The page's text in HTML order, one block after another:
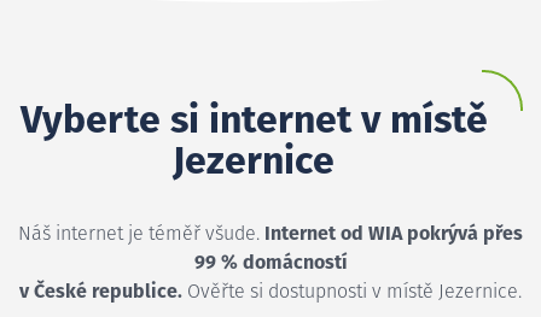
Vyberte si internet v místě
Jezernice
Náš internet je téměř všude. Internet od WIA pokrývá přes
99 % domácností
v České republice. Ověřte si dostupnosti v místě Jezernice.